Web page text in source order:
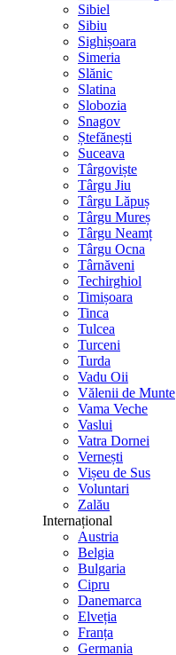
Sibiel
Sibiu
Sighișoara
Simeria
Slănic
Slatina
Slobozia
Snagov
Ștefănești
Suceava
Târgoviște
Târgu Jiu
Târgu Lăpuș
Târgu Mureș
Târgu Neamț
Târgu Ocna
Târnăveni
Techirghiol
Timișoara
Tinca
Tulcea
Turceni
Turda
Vadu Oii
Vălenii de Munte
Vama Veche
Vaslui
Vatra Dornei
Vernești
Vișeu de Sus
Voluntari
Zalău
Internațional
Austria
Belgia
Bulgaria
Cipru
Danemarca
Elveția
Franța
Germania